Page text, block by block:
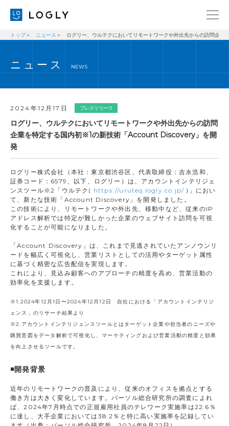
経営理念
ブログ
採用情報
IR
お問い合わせ
トップ ニュース ログリー、ウルテクにおいてリモートワークや外出先からの訪問企
ニュース NEWS
2024年12月17日 プレスリリース
ログリー、ウルテクにおいてリモートワークや外出先からの訪問
企業を特定する国内初※1の新技術「Account Discovery」を開
発
ログリー株式会社（本社：東京都渋谷区、代表取締役：吉永浩和、
証券コード：6579、以下、ログリー）は、アカウントインテリジェ
ンスツール※2「ウルテク( https://uruteq.logly.co.jp/ )」におい
て、新たな技術「Account Discovery」を開発しました。
この技術により、リモートワークや外出先、移動中など、従来のIP
アドレス解析では特定が難しかった企業のウェブサイト訪問を可視
化することが可能になりました。
「Account Discovery」は、これまで見逃されていたアンノウンリ
ードを幅広く可視化し、営業リストとしての活用やターゲット属性
に基づく精密な広告配信を実現します。
これにより、見込み顧客へのアプローチの精度を高め、営業活動の
効率化を支援します。
※1:2024年12月1日〜2024年12月12日 自社における「アカウントインテリジ
ェンス」のリサーチ結果より
※2:アカウントインテリジェンスツールとはターゲット企業や担当者のニーズや
購買意図をデータ解析で可視化し、マーケティングおよび営業活動の精度と効果
を向上させるツールです。
◾️開発背景
近年のリモートワークの普及により、従来のオフィスを拠点とする
働き方は大きく変化しています。パーソル総合研究所の調査によれ
ば、2024年7月時点での正規雇用社員のテレワーク実施率は22.6％
に達し、大手企業においては38.2％と特に高い実施率を記録してい